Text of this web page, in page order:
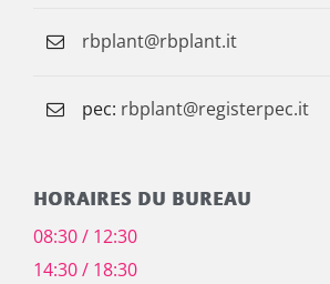
rbplant@rbplant.it
pec: rbplant@registerpec.it
HORAIRES DU BUREAU
08:30 / 12:30
14:30 / 18:30